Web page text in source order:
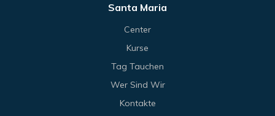
Santa Maria
Center
Kurse
Tag Tauchen
Wer Sind Wir
Kontakte